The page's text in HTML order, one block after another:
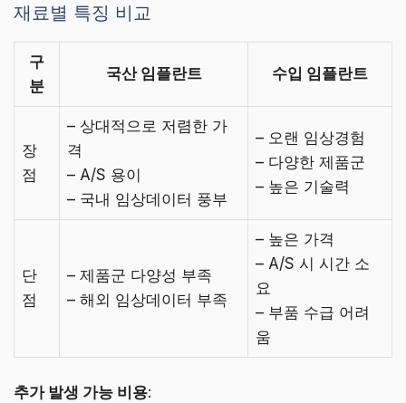
재료별 특징 비교
구
분
국산 임플란트 수입 임플란트
장
점
– 상대적으로 저렴한 가
격
– A/S 용이
– 국내 임상데이터 풍부
– 오랜 임상경험
– 다양한 제품군
– 높은 기술력
단
점
– 제품군 다양성 부족
– 해외 임상데이터 부족
– 높은 가격
– A/S 시 시간 소
요
– 부품 수급 어려
움
추가 발생 가능 비용: